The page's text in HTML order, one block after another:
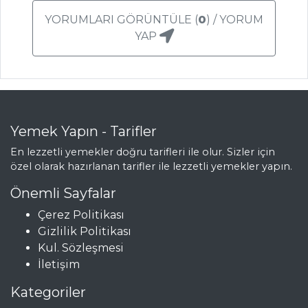
AYVA REÇELİ
PASTA
Çelebi Çorbası
Domates Çorbası
Terbiyeli Kuzu Gerdan
YORUMLARI GÖRÜNTÜLE (0) / YORUM
YAP
Yemek Yapın - Tarifler
En lezzetli yemekler doğru tarifleri ile olur. Sizler için
özel olarak hazırlanan tarifler ile lezzetli yemekler yapın.
Önemli Sayfalar
Çerez Politikası
Gizlilik Politikası
Kul. Sözleşmesi
İletişim
Kategoriler